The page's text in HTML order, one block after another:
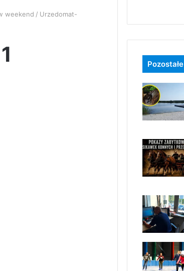
weekend / Urzedomat-
Pozostałe